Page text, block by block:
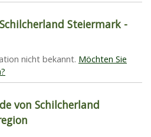
Steiermark -
nicht bekannt. Möchten Sie
von Schilcherland